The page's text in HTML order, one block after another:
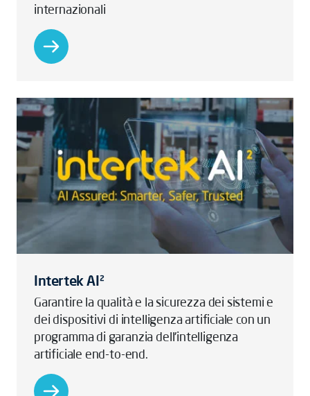
internazionali
Intertek AI²
Garantire la qualità e la sicurezza dei sistemi e
dei dispositivi di intelligenza artificiale con un
programma di garanzia dell'intelligenza
artificiale end-to-end.